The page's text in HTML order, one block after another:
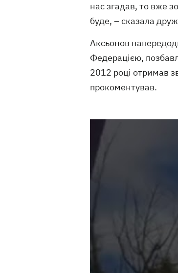
нас згадав, то вже
буде, – сказала
Аксьонов
Федерацією,
2012 році отримав
прокоментував.